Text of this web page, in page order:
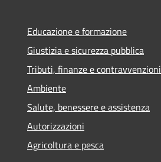
Educazione e formazione
Giustizia e sicurezza pubblica
Tributi, finanze e contravvenzioni
Ambiente
Salute, benessere e assistenza
Autorizzazioni
Agricoltura e pesca